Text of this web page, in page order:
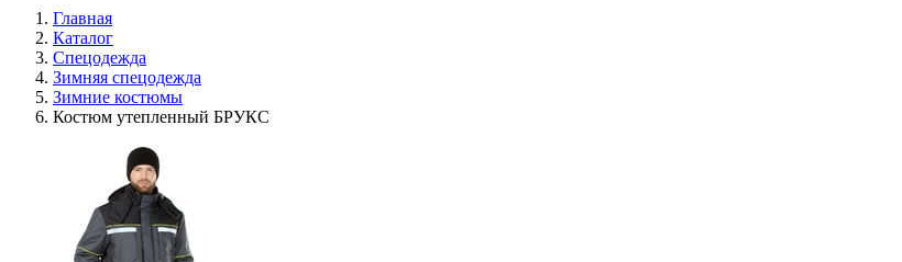
Главная
Каталог
Спецодежда
Зимняя спецодежда
Зимние костюмы
Костюм утепленный БРУКС